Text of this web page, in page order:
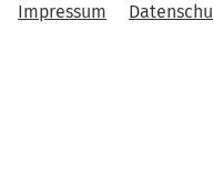
Impressum